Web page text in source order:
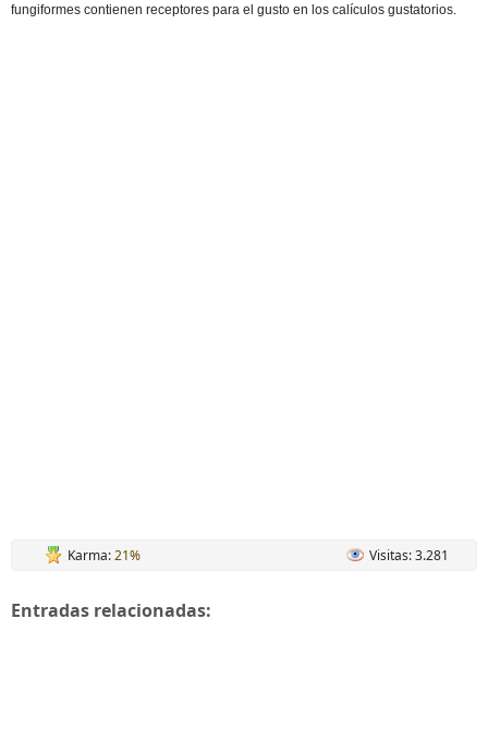
fungiformes contienen receptores para el gusto en los calículos gustatorios.
Karma:21% Visitas: 3.281
Entradas relacionadas: